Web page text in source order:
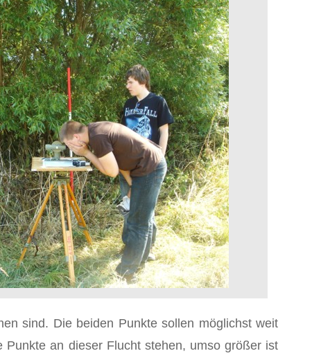
sind. Die beiden Punkte sollen möglichst weit
an dieser Flucht stehen, umso größer ist